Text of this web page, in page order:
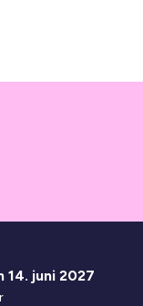
14. juni 2027